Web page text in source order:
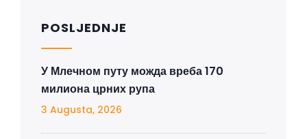
POSLJEDNJE
У Млечном путу можда вреба 170
милиона црних рупа
3 Augusta, 2026